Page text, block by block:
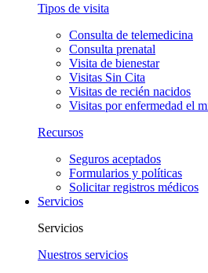
Tipos de visita
Consulta de telemedicina
Consulta prenatal
Visita de bienestar
Visitas Sin Cita
Visitas de recién nacidos
Visitas por enfermedad el
Recursos
Seguros aceptados
Formularios y políticas
Solicitar registros médicos
Servicios
Servicios
Nuestros servicios